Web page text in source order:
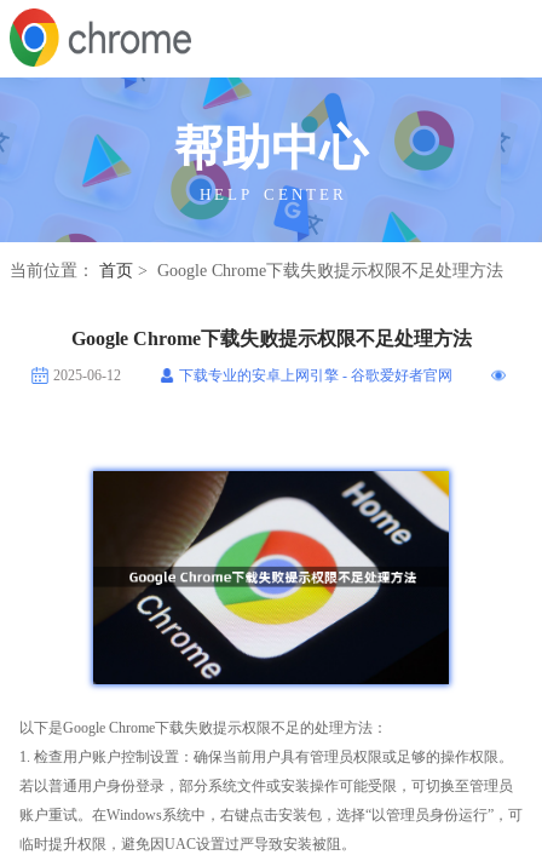
帮助中心
H E L P C E N T E R
当前位置： 首页 > Google Chrome下载失败提示权限不足处理方法
Google Chrome下载失败提示权限不足处理方法
2025-06-12 下载专业的安卓上网引擎 - 谷歌爱好者官网
以下是Google Chrome下载失败提示权限不足的处理方法：
1. 检查用户账户控制设置：确保当前用户具有管理员权限或足够的操作权限。
若以普通用户身份登录，部分系统文件或安装操作可能受限，可切换至管理员
账户重试。在Windows系统中，右键点击安装包，选择“以管理员身份运行”，可
临时提升权限，避免因UAC设置过严导致安装被阻。